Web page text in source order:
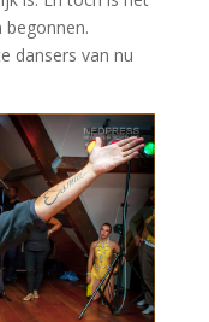
begonnen.
dansers van nu